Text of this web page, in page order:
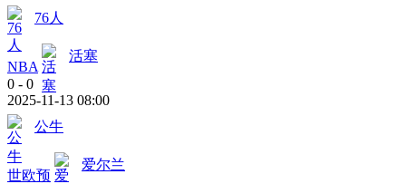
76人
NBA
活塞
0 - 0
2025-11-13 08:00
公牛
世欧预
爱尔兰